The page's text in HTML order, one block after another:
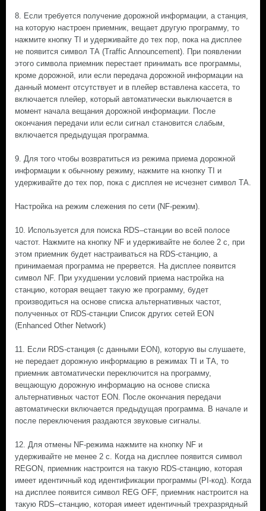
8. Если требуется получение дорожной информации, а станция,
на которую настроен приемник, вещает другую программу, то
нажмите кнопку TI и удерживайте до тех пор, пока на дисплее
не появится символ ТА (Traffic Announcement). При появлении
этого символа приемник перестает принимать все программы,
кроме дорожной, или если передача дорожной информации на
данный момент отсутствует и в плейер вставлена кассета, то
включается плейер, который автоматически выключается в
момент начала вещания дорожной информации. После
окончания передачи или если сигнал становится слабым,
включается предыдущая программа.
9. Для того чтобы возвратиться из режима приема дорожной
информации к обычному режиму, нажмите на кнопку TI и
удерживайте до тех пор, пока с дисплея не исчезнет символ ТА.
Настройка на режим слежения по сети (NF-режим).
10. Используется для поиска RDS–станции во всей полосе
частот. Нажмите на кнопку NF и удерживайте не более 2 с, при
этом приемник будет настраиваться на RDS-станцию, а
принимаемая программа не прервется. На дисплее появится
символ NF. При ухудшении условий приема настройка на
станцию, которая вещает такую же программу, будет
производиться на основе списка альтернативных частот,
полученных от RDS-станции Список других сетей EON
(Enhanced Other Network)
11. Если RDS-станция (с данными EON), которую вы слушаете,
не передает дорожную информацию в режимах TI и ТА, то
приемник автоматически переключится на программу,
вещающую дорожную информацию на основе списка
альтернативных частот EON. После окончания передачи
автоматически включается предыдущая программа. В начале и
после переключения раздаются звуковые сигналы.
12. Для отмены NF-режима нажмите на кнопку NF и
удерживайте не менее 2 с. Когда на дисплее появится символ
REGON, приемник настроится на такую RDS-станцию, которая
имеет идентичный код идентификации программы (PI-код). Когда
на дисплее появится символ REG OFF, приемник настроится на
такую RDS–станцию, которая имеет идентичный трехразрядный